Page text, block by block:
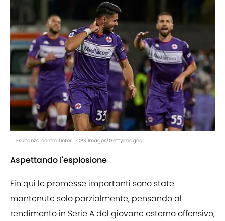
Esultanza contro l'Inter | CPS Images/GettyImages
Aspettando l'esplosione
Fin qui le promesse importanti sono state
mantenute solo parzialmente, pensando al
rendimento in Serie A del giovane esterno offensivo,